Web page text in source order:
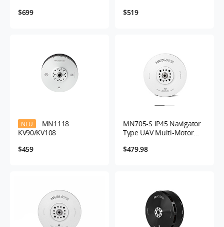
$699
$519
NEU
KV90/KV108
$459
MN705-S IP45 Navigator
Type UAV Multi-Motor
$479.98